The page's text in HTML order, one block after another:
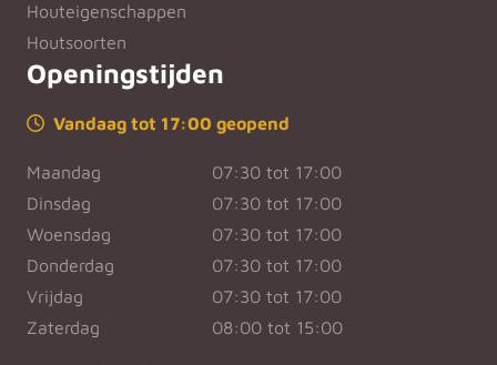
Houteigenschappen
Houtsoorten
Openingstijden
Vandaag tot 17:00 geopend
Maandag
07:30 tot 17:00
Dinsdag
07:30 tot 17:00
Woensdag
07:30 tot 17:00
Donderdag
07:30 tot 17:00
Vrijdag
07:30 tot 17:00
Zaterdag
08:00 tot 15:00